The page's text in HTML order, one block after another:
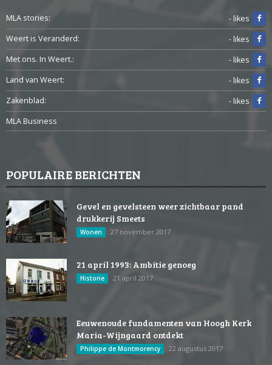
MLA stories:
- likes
Weert is Veranderd:
- likes
Met ons. In Weert.:
- likes
Land van Weert:
- likes
Zakenblad:
- likes
MLA Business
POPULAIRE BERICHTEN
Gevel en gevelsteen weer zichtbaar pand
drukkerij Smeets
Wonen 27 november 2017
21 april 1993: Ambitie genoeg
Historie 21 april 2017
Eeuwenoude fundamenten van Hoogh Kerk
Maria-Wijngaard ontdekt
Philippe de Montmorency 22 augustus 2017